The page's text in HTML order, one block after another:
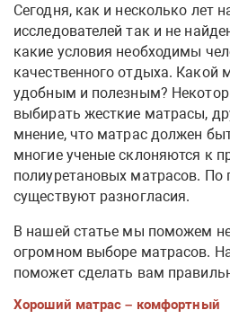
Сегодня, как и несколько лет
исследователей так и не
какие условия необходимы
качественного отдыха. Какой
удобным и полезным?
выбирать жесткие матрасы,
мнение, что матрас должен
многие ученые склоняются к
полиуретановых матрасов. По
существуют разногласия.
В нашей статье мы поможем
огромном выборе матрасов.
поможет сделать вам
Хороший матрас – комфортный